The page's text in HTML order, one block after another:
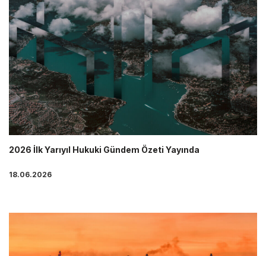
2026 İlk Yarıyıl Hukuki Gündem Özeti Yayında
18.06.2026